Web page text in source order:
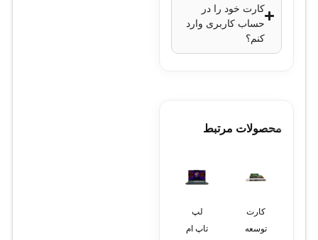
کارت خود را در
حساب کاربری وارد
کنم؟
محصولات مرتبط
کارت
توسعه
لپ
تاپ ام